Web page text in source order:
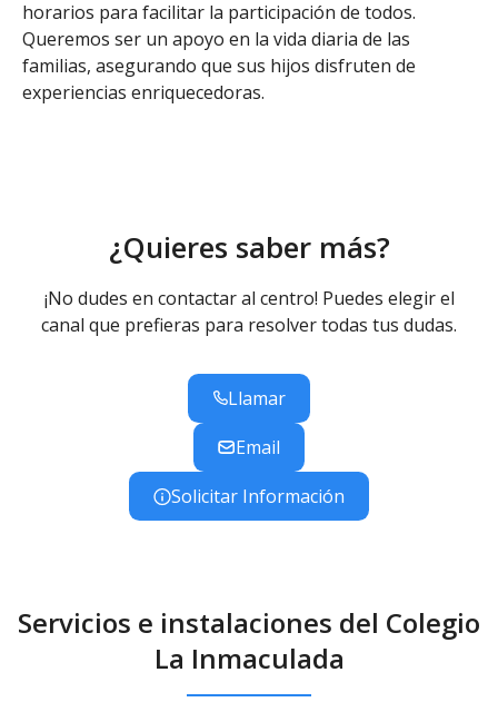
horarios para facilitar la participación de todos.
Queremos ser un apoyo en la vida diaria de las
familias, asegurando que sus hijos disfruten de
experiencias enriquecedoras.
¿Quieres saber más?
¡No dudes en contactar al centro! Puedes elegir el
canal que prefieras para resolver todas tus dudas.
Llamar
Email
Solicitar Información
Servicios e instalaciones del Colegio
La Inmaculada